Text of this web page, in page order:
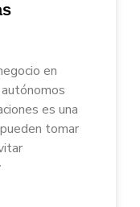
en
es una
tomar